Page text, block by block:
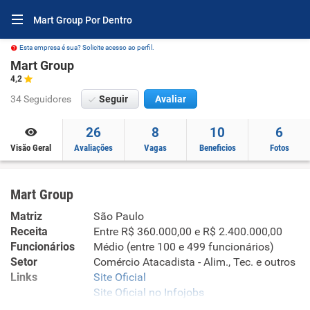
Mart Group Por Dentro
Esta empresa é sua? Solicite acesso ao perfil.
Mart Group
4,2
34 Seguidores Seguir Avaliar
Visão Geral
26
Avaliações
8
Vagas
10
Beneficios
6
Fotos
Mart Group
Matriz
São Paulo
Receita
Entre R$ 360.000,00 e R$ 2.400.000,00
Funcionários
Médio (entre 100 e 499 funcionários)
Setor
Comércio Atacadista - Alim., Tec. e outros
Links
Site Oficial
Site Oficial no Infojobs